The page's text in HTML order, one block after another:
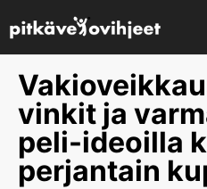
vinkit ja
peli-ideoilla
perjantain